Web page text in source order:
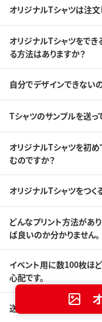
オリジナルTシャツは注
オリジナルTシャツをでき
る方法はありますか？
自分でデザインできない
Tシャツのサンプルを送っ
オリジナルTシャツを初
むのですか？
オリジナルTシャツをつ
どんなプリント方法があ
ば良いのか分かりません。
イベント用に数100枚ほ
心配です。
送料はどのくらいですか？